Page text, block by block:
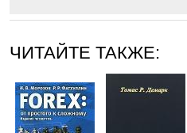
ЧИТАЙТЕ ТАКЖЕ: